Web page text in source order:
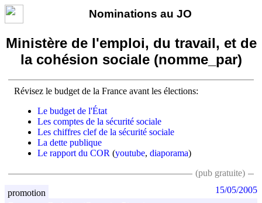
Nominations au JO
Ministère de l'emploi, du travail, et de
la cohésion sociale (nomme_par)
Révisez le budget de la France avant les élections:
Le budget de l'État
Les comptes de la sécurité sociale
Les chiffres clef de la sécurité sociale
La dette publique
Le rapport du COR (youtube, diaporama)
(pub gratuite)
promotion 15/05/2005